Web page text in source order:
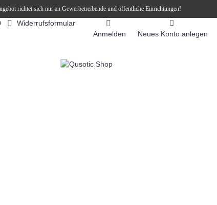
richtet sich nur an Gewerbetreibende und öffentliche Einrichtungen!
Widerrufsformular
Anmelden
Neues Konto anlegen